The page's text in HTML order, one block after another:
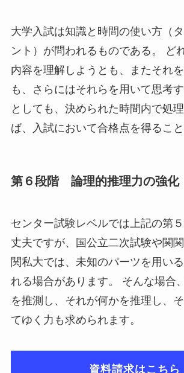
大学入試は知識と時間の使い方（
ント）が問われるものである。 ど
内容を理解しようとも、またそれ
も、さらにはそれらを用いて思考
としても、決められた時間内で処
ば、入試において合格点を得ること
第６段階 論理的推理力の強化
センター試験レベルでは上記の第
丈夫ですが、国公立二次試験や関
関私大では、未知のパーツを用い
れる場合があります。 そんな場合
を推測し、それが何かを推理し、
てゆく力も求められます。
資料請求はこちら